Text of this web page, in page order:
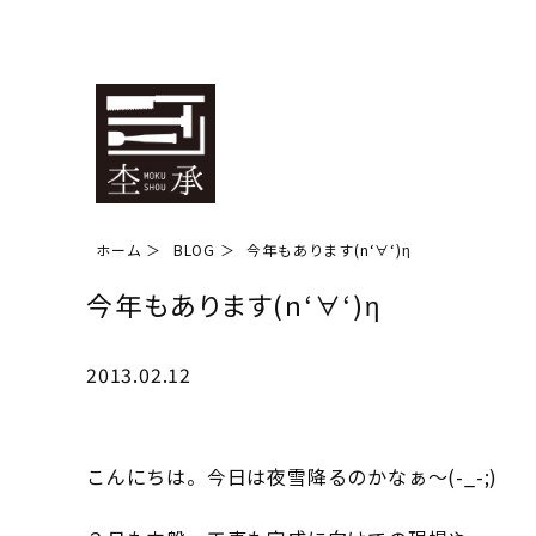
ホーム BLOG 今年もあります(n‘∀‘)η
今年もあります(n‘∀‘)η
2013.02.12
こんにちは。今日は夜雪降るのかなぁ～(-_-;)